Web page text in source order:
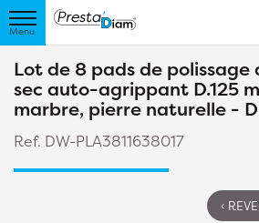
Lot de 8 pads de polissage
sec auto-agrippant D.125
marbre, pierre naturelle -
Ref. DW-PLA3811638017
‹